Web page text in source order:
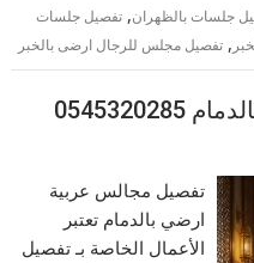
جلسات بالظهران,تفصيل جلسات
,تفصيل مجلس للرجال ارضى بالخبر
تفصيل مجالس عربية
ارضي بالدمام تعتبر
الأعمال الخاصة بـ تفصيل